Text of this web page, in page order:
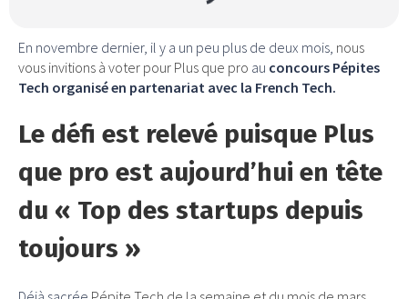
En novembre dernier, il y a un peu plus de deux mois, nous
vous invitions à voter pour Plus que pro au concours Pépites
Tech organisé en partenariat avec la French Tech.
Le défi est relevé puisque Plus
que pro est aujourd’hui en tête
du « Top des startups depuis
toujours »